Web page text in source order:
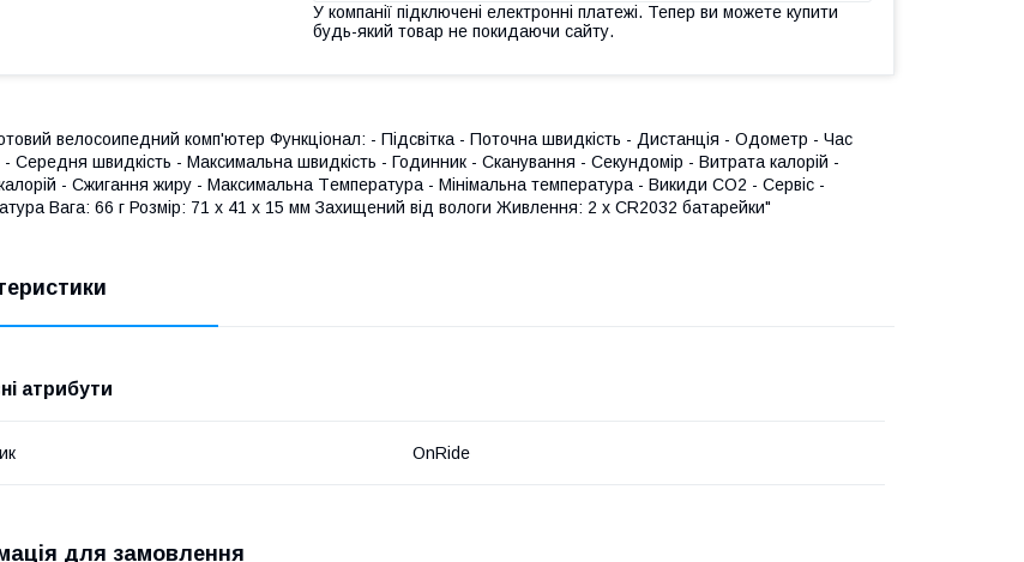
У компанії підключені електронні платежі. Тепер ви можете купити
будь-який товар не покидаючи сайту.
велосоипедний комп'ютер Функціонал: - Підсвітка - Поточна швидкість - Дистанція - Одометр - Час
- Середня швидкість - Максимальна швидкість - Годинник - Сканування - Секундомір - Витрата калорій -
- Сжигання жиру - Максимальна Tемпература - Мінімальна температура - Викиди CO2 - Сервіс -
Вага: 66 г Розмір: 71 х 41 х 15 мм Захищений від вологи Живлення: 2 х CR2032 батарейки"
атрибути
OnRide
для замовлення